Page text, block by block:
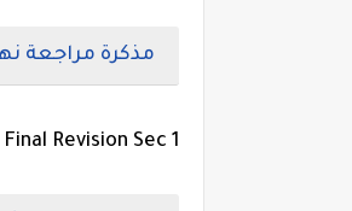
مذكرة مراجعة
Revision Sec 1 "